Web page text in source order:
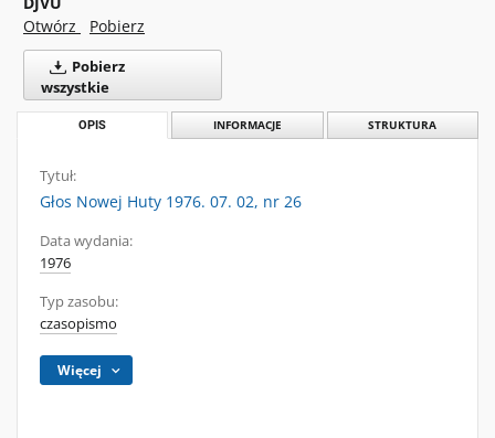
Otwórz
Pobierz
Pobierz
wszystkie
OPIS INFORMACJE STRUKTURA
Tytuł:
Głos Nowej Huty 1976. 07. 02, nr 26
Data wydania:
1976
Typ zasobu:
czasopismo
Więcej